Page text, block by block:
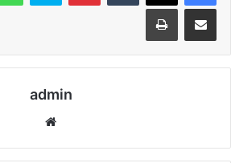
مشاركة عبر البريد طباعة
admin